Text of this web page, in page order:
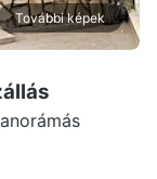
További képek